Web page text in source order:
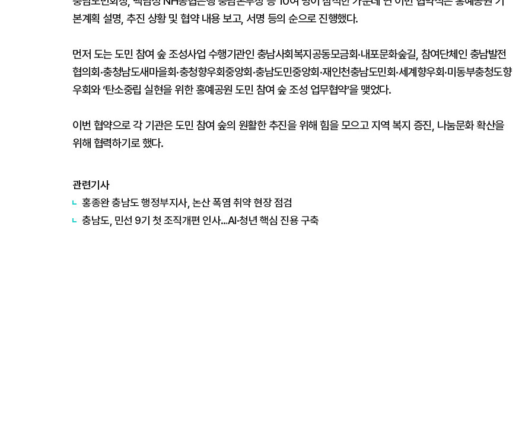
본계획 설명, 추진 상황 및 협약 내용 보고, 서명 등의 순으로 진행했다.
먼저 도는 도민 참여 숲 조성사업 수행기관인 충남사회복지공동모금회·내포문화숲길, 참여단체인 충남발전
협의회·충청남도새마을회·충청향우회중앙회·충남도민중앙회·재인천충남도민회·세계향우회·미동부충청도향
우회와 ‘탄소중립 실현을 위한 홍예공원 도민 참여 숲 조성 업무협약’을 맺었다.
이번 협약으로 각 기관은 도민 참여 숲의 원활한 추진을 위해 힘을 모으고 지역 복지 증진, 나눔문화 확산을
위해 협력하기로 했다.
관련기사
홍종완 충남도 행정부지사, 논산 폭염 취약 현장 점검
충남도, 민선 9기 첫 조직개편 인사…AI·청년 핵심 진용 구축